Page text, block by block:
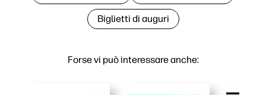
Forse vi può interessare anche:
Biglietti di auguri